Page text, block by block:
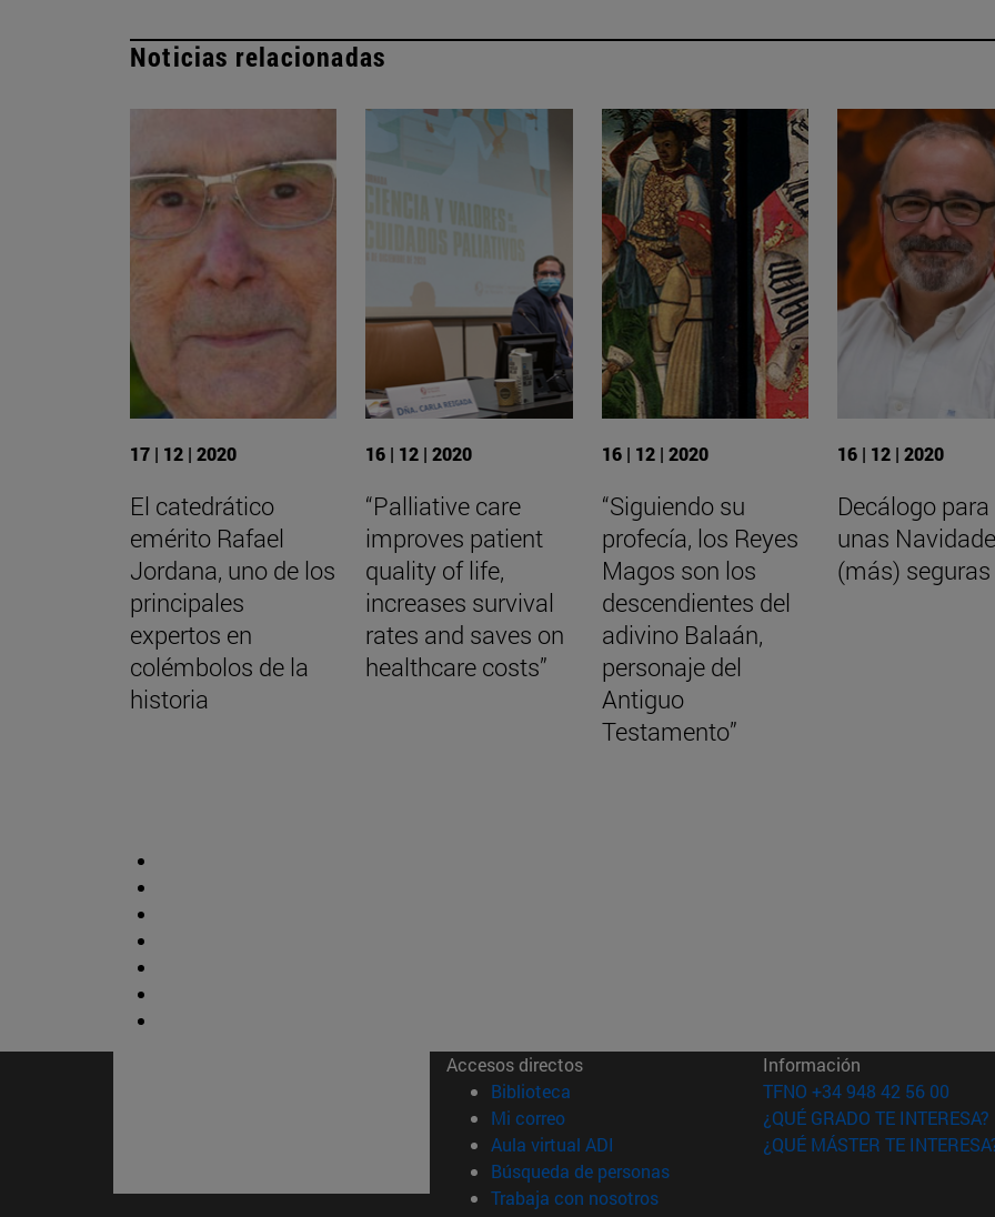
Noticias relacionadas
17 | 12 | 2020
El catedrático
emérito Rafael
Jordana, uno de los
principales
expertos en
colémbolos de la
historia
16 | 12 | 2020
“Palliative care
improves patient
quality of life,
increases survival
rates and saves on
healthcare costs”
16 | 12 | 2020
“Siguiendo su
profecía, los Reyes
Magos son los
descendientes del
adivino Balaán,
personaje del
Antiguo
Testamento”
16 | 12 | 2020
Decálogo para
unas
(más) seguras
Accesos directos
Biblioteca (abre en nueva ventana)
Mi correo(abre en nueva ventana)
Aula virtual ADI (abre en nueva ventana)
Búsqueda de personas(abre en nueva ventana)
Trabaja con nosotros(abre en nueva ventana)
Información
TFNO +34 948 42 56 00
¿QUÉ GRADO TE INTERESA?
¿QUÉ MÁSTER TE